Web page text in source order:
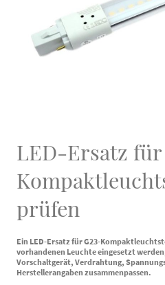
LED-Ersatz für
prüfen
Ein LED-Ersatz für G23-
vorhandenen Leuchte eingesetzt
Vorschaltgerät, Verdrahtung,
Herstellerangaben zusammenpassen.